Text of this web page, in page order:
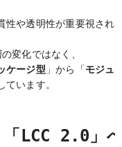
性や透明性が重要視され
変化ではなく、
ケージ型 」から「モジュ
ています。
LCC 2.0」